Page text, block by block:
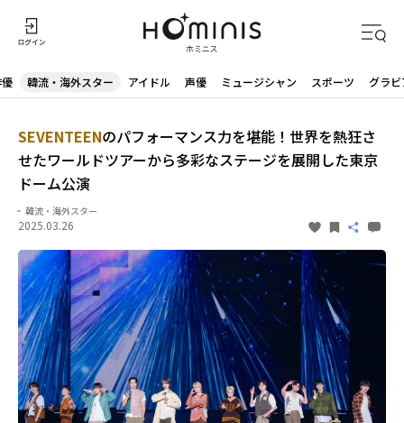
韓流・海外スター アイドル 声優 ミュージシャン スポーツ グラビ
SEVENTEENのパフォーマンス力を堪能！世界を熱狂さ
せたワールドツアーから多彩なステージを展開した東京
ドーム公演
韓流・海外スター
2025.03.26